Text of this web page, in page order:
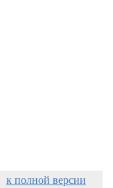
к полной версии